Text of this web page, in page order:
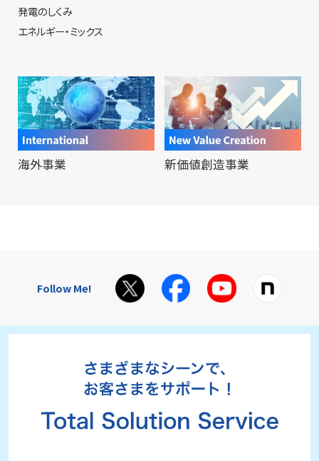
発電のしくみ
エネルギー・ミックス
海外事業 新価値創造事業
Follow Me!